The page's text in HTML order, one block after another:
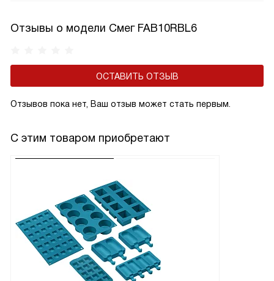
Отзывы о модели Смег FAB10RBL6
ОСТАВИТЬ ОТЗЫВ
Отзывов пока нет, Ваш отзыв может стать первым.
С этим товаром приобретают